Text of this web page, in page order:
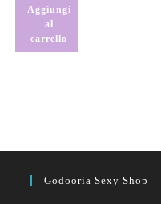
Aggiungi
al
carrello
Godooria Sexy Shop